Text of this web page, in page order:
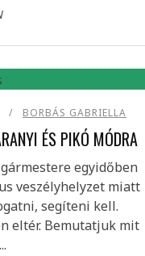
BORBÁS GABRIELLA
ÉS PIKÓ MÓDRA
egyidőben
veszélyhelyzet miatt
segíteni kell.
eltér. Bemutatjuk mit